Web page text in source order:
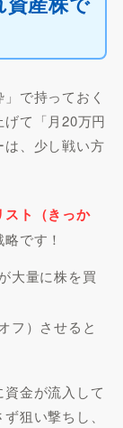
で持っておく
て「月20万円
、少し戦い方
スト（きっか
です！
大量に株を買
フ）させると
金が流入して
狙い撃ちし、